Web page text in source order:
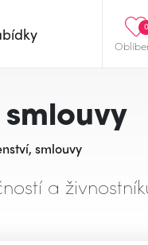
0
smlouvy
a